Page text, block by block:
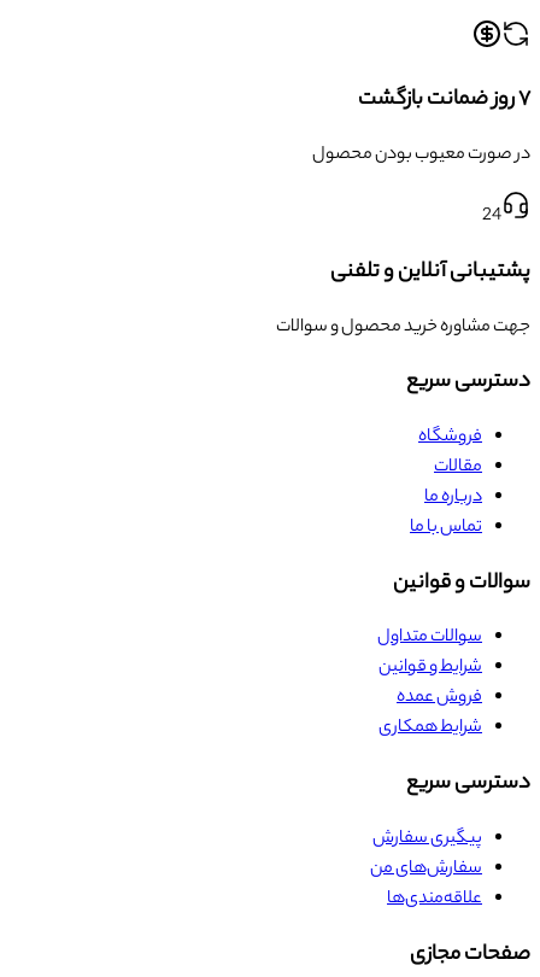
۷ روز ضمانت بازگشت
در صورت معیوب بودن محصول
24
پشتیبانی آنلاین و تلفنی
جهت مشاوره خرید محصول و سوالات
دسترسی سریع
فروشگاه
مقالات
درباره ما
تماس با ما
سوالات و قوانین
سوالات متداول
شرایط و قوانین
فروش عمده
شرایط همکاری
دسترسی سریع
پیگیری سفارش
سفارش‌های من
علاقه‌مندی‌ها
صفحات مجازی